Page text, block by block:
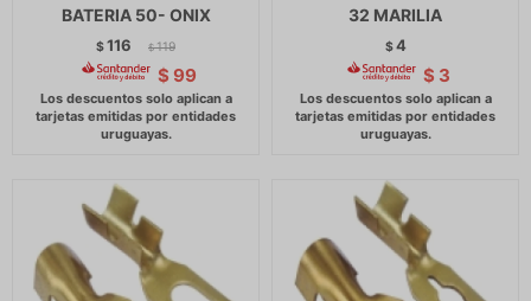
BATERIA 50- ONIX
$116 $ 119
$ 99
32 MARILIA
$4
$ 3